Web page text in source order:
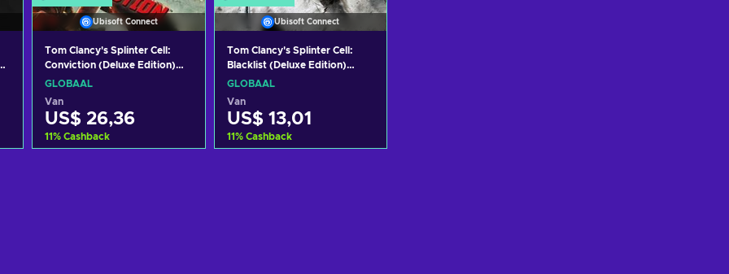
Ubisoft Connect
Tom Clancy's Splinter Cell:
Conviction (Deluxe Edition)
Uplay Key GLOBAL
GLOBAAL
Van
US$ 26,36
11% Cashback
Ubisoft Connect
Tom Clancy's Splinter Cell:
Blacklist (Deluxe Edition)
Uplay Key GLOBAL
GLOBAAL
Van
US$ 13,01
11% Cashback